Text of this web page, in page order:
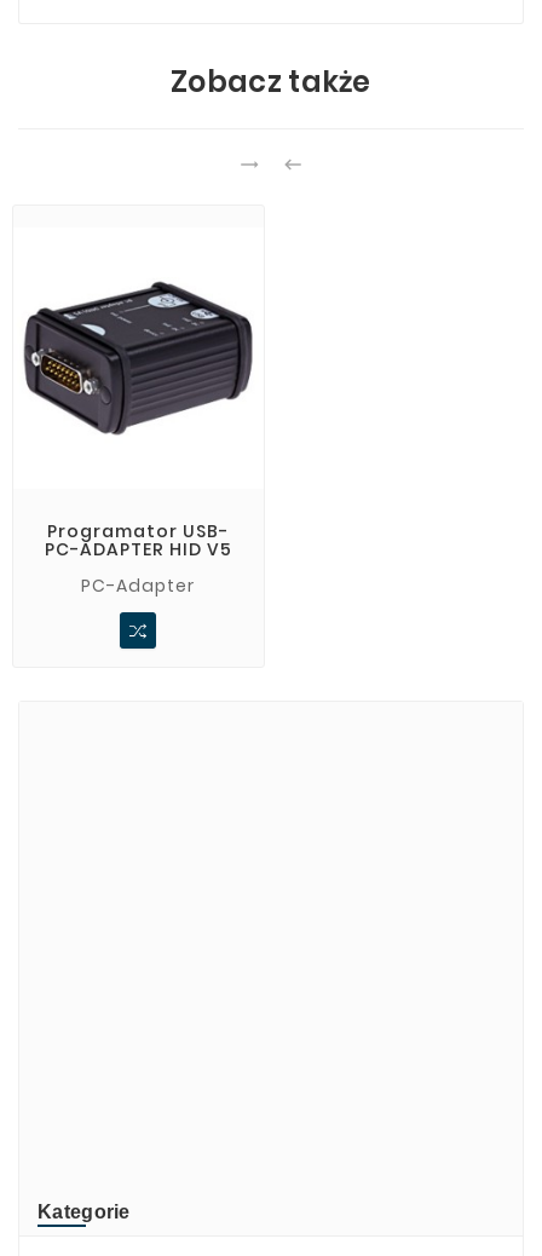
Zobacz także
 
Programator USB-
PC-ADAPTER HID V5
PC-Adapter
Kategorie